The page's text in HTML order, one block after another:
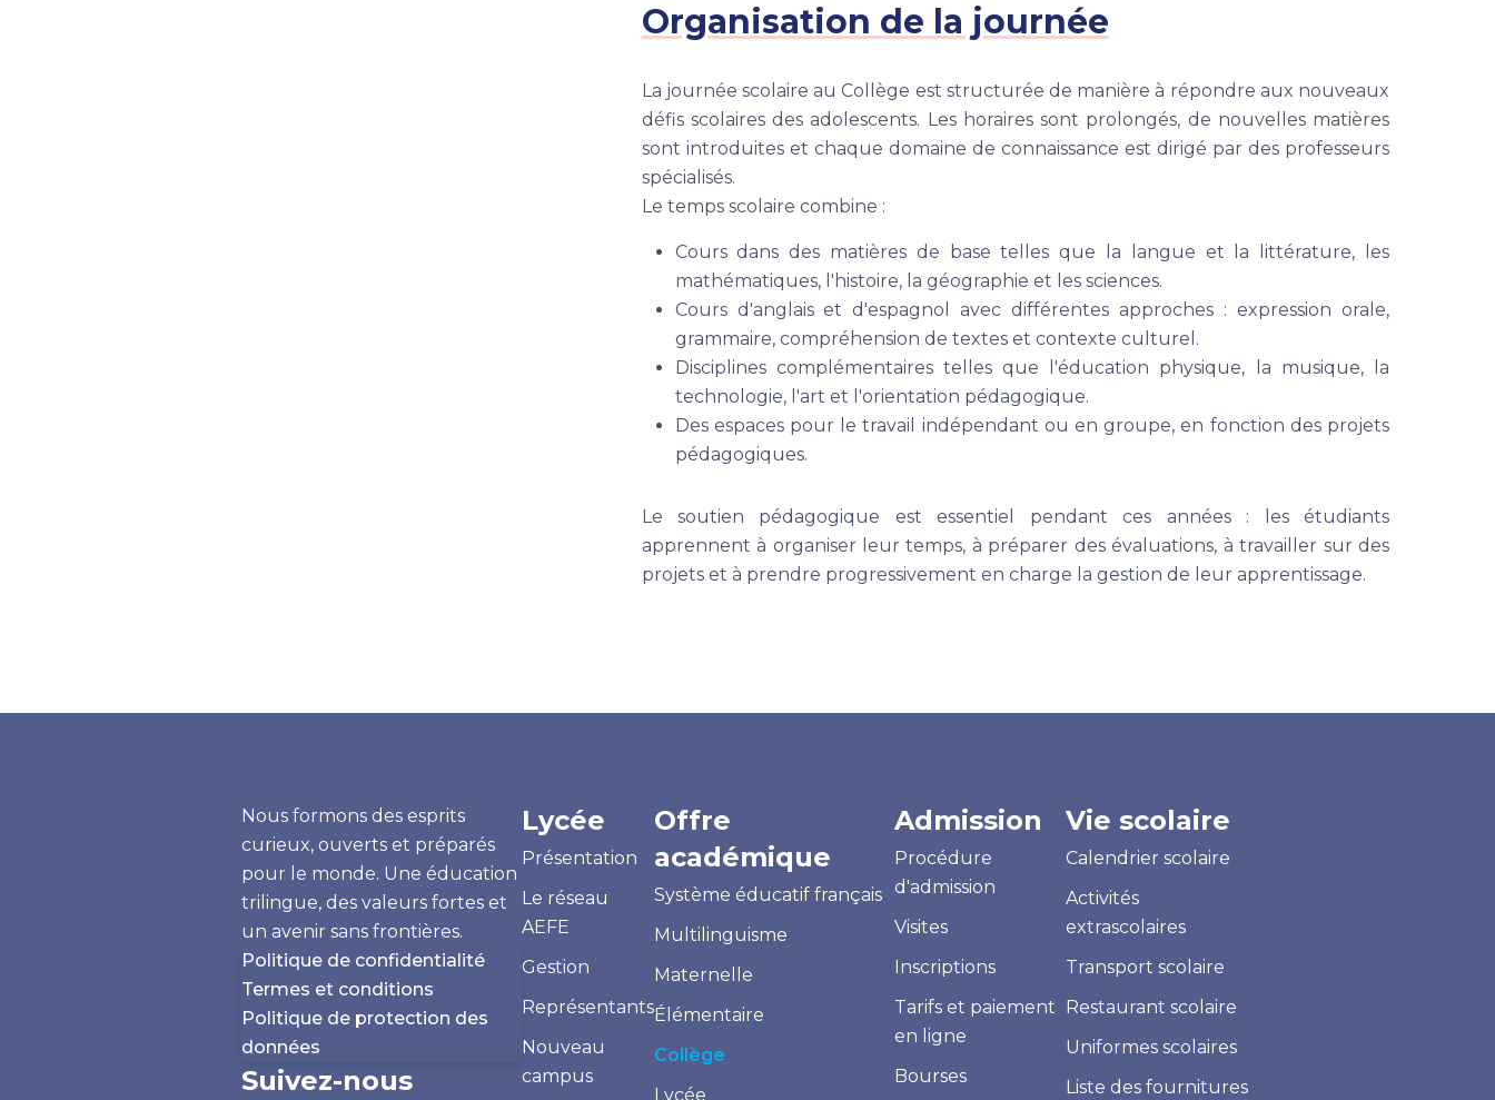
Organisation de la journée
La journée scolaire au Collège est structurée de manière à répondre aux nouveaux
défis scolaires des adolescents. Les horaires sont prolongés, de nouvelles matières
sont introduites et chaque domaine de connaissance est dirigé par des professeurs
spécialisés.
Le temps scolaire combine :
Cours dans des matières de base telles que la langue et la littérature, les
mathématiques, l'histoire, la géographie et les sciences.
Cours d'anglais et d'espagnol avec différentes approches : expression orale,
grammaire, compréhension de textes et contexte culturel.
Disciplines complémentaires telles que l'éducation physique, la musique, la
technologie, l'art et l'orientation pédagogique.
Des espaces pour le travail indépendant ou en groupe, en fonction des projets
pédagogiques.
Le soutien pédagogique est essentiel pendant ces années : les étudiants
apprennent à organiser leur temps, à préparer des évaluations, à travailler sur des
projets et à prendre progressivement en charge la gestion de leur apprentissage.
Nous formons des esprits
curieux, ouverts et préparés
pour le monde. Une éducation
trilingue, des valeurs fortes et
un avenir sans frontières.
Politique de confidentialité
Termes et conditions
Politique de protection des
données
Suivez-nous
Lycée
Présentation
Le réseau
AEFE
Gestion
Représentants
Nouveau
campus
Offre
académique
Système éducatif français
Multilinguisme
Maternelle
Élémentaire
Collège
Lycée
Admission
Procédure
d'admission
Visites
Inscriptions
Tarifs et paiement
en ligne
Bourses
Vie scolaire
Calendrier scolaire
Activités
extrascolaires
Transport scolaire
Restaurant scolaire
Uniformes scolaires
Liste des fournitures